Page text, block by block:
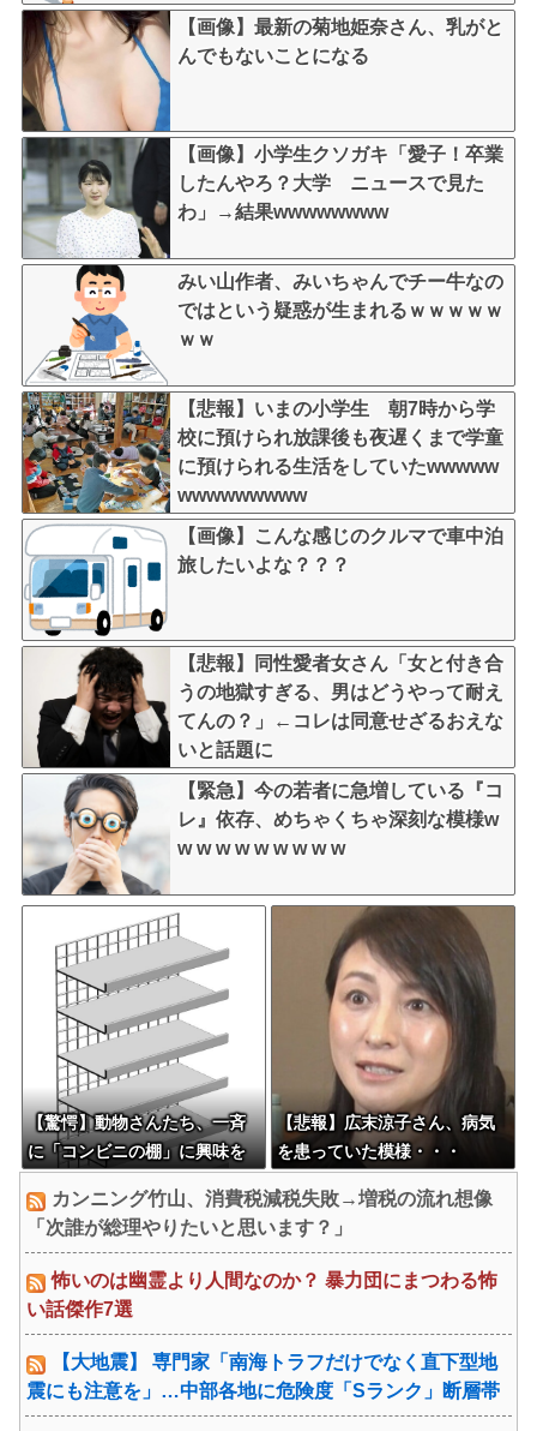
【画像】最新の菊地姫奈さん、乳がと
んでもないことになる
【画像】小学生クソガキ「愛子！卒業
したんやろ？大学 ニュースで見た
わ」→結果wwwwwwww
みい山作者、みいちゃんでチー牛なの
ではという疑惑が生まれるｗｗｗｗｗ
ｗｗ
【悲報】いまの小学生 朝7時から学
校に預けられ放課後も夜遅くまで学童
に預けられる生活をしていたwwwww
wwwwwwwww
【画像】こんな感じのクルマで車中泊
旅したいよな？？？
【悲報】同性愛者女さん「女と付き合
うの地獄すぎる、男はどうやって耐え
てんの？」←コレは同意せざるおえな
いと話題に
【緊急】今の若者に急増している『コ
レ』依存、めちゃくちゃ深刻な模様w
w w w w w w w w w
【驚愕】動物さんたち、一斉
に「コンビニの棚」に興味を
【悲報】広末涼子さん、病気
を患っていた模様・・・
カンニング竹山、消費税減税失敗→増税の流れ想像
「次誰が総理やりたいと思います？」
怖いのは幽霊より人間なのか？ 暴力団にまつわる怖
い話傑作7選
【大地震】 専門家「南海トラフだけでなく直下型地
震にも注意を」…中部各地に危険度「Sランク」断層帯